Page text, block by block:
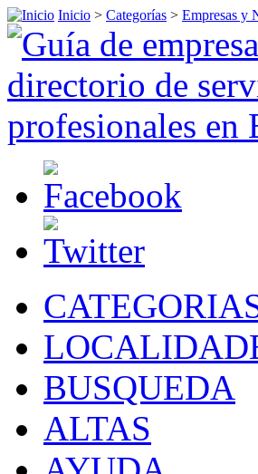
Inicio > Categorías > Empresas y
BUSQUEDA
ALTAS